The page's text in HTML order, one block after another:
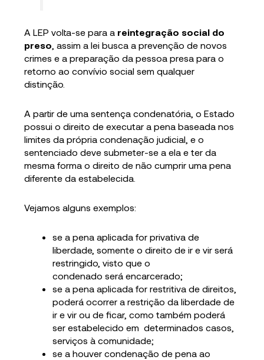
A LEP volta-se para a reintegração social do
preso , assim a lei busca a prevenção de novos
crimes e a preparação da pessoa presa para o
retorno ao convívio social sem qualquer
distinção.
A partir de uma sentença condenatória, o Estado
possui o direito de executar a pena baseada nos
limites da própria condenação judicial, e o
sentenciado deve submeter-se a ela e ter da
mesma forma o direito de não cumprir uma pena
diferente da estabelecida.
Vejamos alguns exemplos:
se a pena aplicada for privativa de
liberdade, somente o direito de ir e vir será
restringido, visto que o
condenado será encarcerado;
se a pena aplicada for restritiva de direitos,
poderá ocorrer a restrição da liberdade de
ir e vir ou de ficar, como também poderá
ser estabelecido em determinados casos,
serviços à comunidade;
se a houver condenação de pena ao